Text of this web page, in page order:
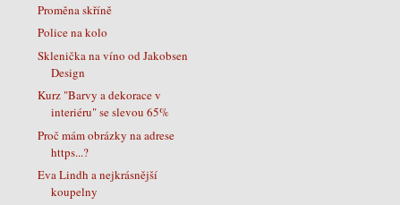
Proměna skříně
Police na kolo
Sklenička na víno od Jakobsen
Design
Kurz "Barvy a dekorace v
interiéru" se slevou 65%
Proč mám obrázky na adrese
https...?
Eva Lindh a nejkrásnější
koupelny